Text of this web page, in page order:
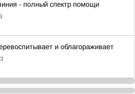
- полный спектр помощи
и облагораживает